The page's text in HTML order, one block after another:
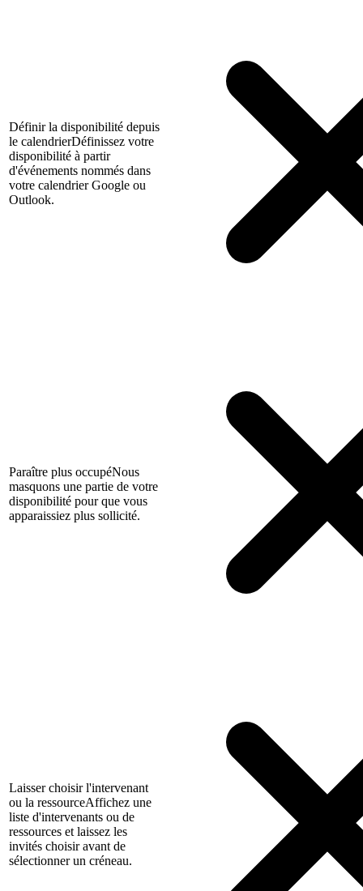
Définir la disponibilité depuis
le calendrierDéfinissez votre
disponibilité à partir
d'événements nommés dans
votre calendrier Google ou
Outlook.
Paraître plus occupéNous
masquons une partie de votre
disponibilité pour que vous
apparaissiez plus sollicité.
Laisser choisir l'intervenant
ou la ressourceAffichez une
liste d'intervenants ou de
ressources et laissez les
invités choisir avant de
sélectionner un créneau.